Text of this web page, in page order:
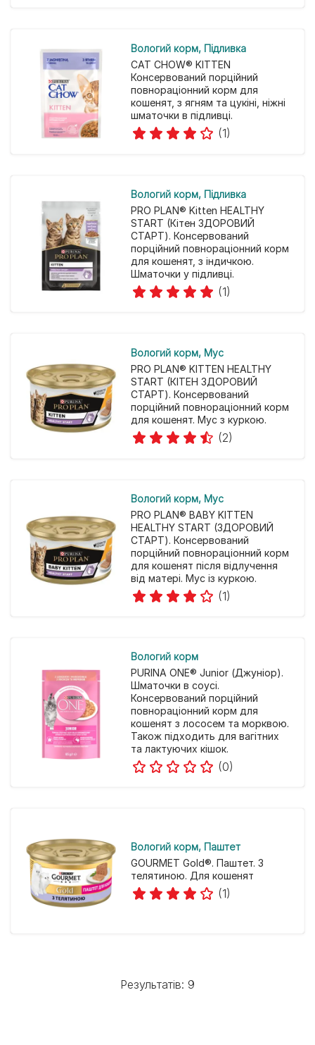
Вологий корм Підливка
CAT CHOW® KITTEN
Консервований порційний
повнораціонний корм для
кошенят, з ягням та цукіні, ніжні
шматочки в підливці.
(1)
Вологий корм Підливка
PRO PLAN® Kitten HEALTHY
START (Кітен ЗДОРОВИЙ
СТАРТ). Консервований
порційний повнораціонний корм
для кошенят, з індичкою.
Шматочки у підливці.
(1)
Вологий корм Мус
PRO PLAN® KITTEN HEALTHY
START (КІТЕН ЗДОРОВИЙ
СТАРТ). Консервований
порційний повнораціонний корм
для кошенят. Мус з куркою.
(2)
Вологий корм Мус
PRO PLAN® BABY KITTEN
HEALTHY START (ЗДОРОВИЙ
СТАРТ). Консервований
порційний повнораціонний корм
для кошенят після відлучення
від матері. Мус із куркою.
(1)
Вологий корм
PURINA ONE® Junior (Джуніор).
Шматочки в соусі.
Консервований порційний
повнораціонний корм для
кошенят з лососем та морквою.
Також підходить для вагітних
та лактуючих кішок.
(0)
Вологий корм Паштет
GOURMET Gold®. Паштет. З
телятиною. Для кошенят
(1)
Результатів: 9